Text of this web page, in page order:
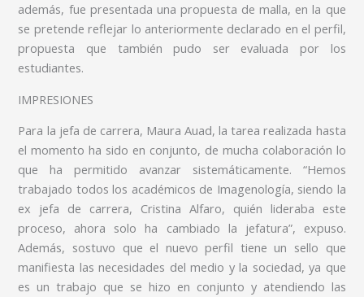
además, fue presentada una propuesta de malla, en la que
se pretende reflejar lo anteriormente declarado en el perfil,
propuesta que también pudo ser evaluada por los
estudiantes.
IMPRESIONES
Para la jefa de carrera, Maura Auad, la tarea realizada hasta
el momento ha sido en conjunto, de mucha colaboración lo
que ha permitido avanzar sistemáticamente. “Hemos
trabajado todos los académicos de Imagenología, siendo la
ex jefa de carrera, Cristina Alfaro, quién lideraba este
proceso, ahora solo ha cambiado la jefatura”, expuso.
Además, sostuvo que el nuevo perfil tiene un sello que
manifiesta las necesidades del medio y la sociedad, ya que
es un trabajo que se hizo en conjunto y atendiendo las